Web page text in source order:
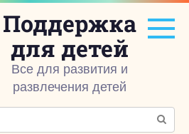
Поддержка
для детей
Все для развития и
развлечения детей